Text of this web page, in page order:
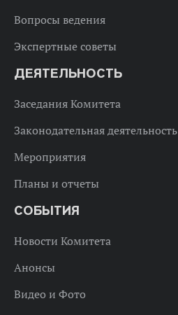
Вопросы ведения
Экспертные советы
ДЕЯТЕЛЬНОСТЬ
Заседания Комитета
Законодательная деятельность
Мероприятия
Планы и отчеты
СОБЫТИЯ
Новости Комитета
Анонсы
Видео и Фото